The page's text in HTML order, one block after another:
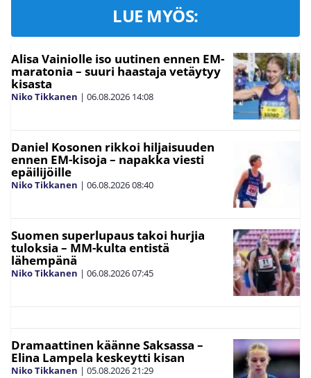
LUE MYÖS:
Alisa Vainiolle iso uutinen ennen EM-
maratonia – suuri haastaja vetäytyy
kisasta
Niko Tikkanen | 06.08.2026 14:08
Daniel Kosonen rikkoi hiljaisuuden
ennen EM-kisoja – napakka viesti
epäilijöille
Niko Tikkanen | 06.08.202608:40
Suomen superlupaus takoi hurjia
tuloksia – MM-kulta entistä
lähempänä
Niko Tikkanen | 06.08.202607:45
Dramaattinen käänne Saksassa –
Elina Lampela keskeytti kisan
Niko Tikkanen | 05.08.202621:29